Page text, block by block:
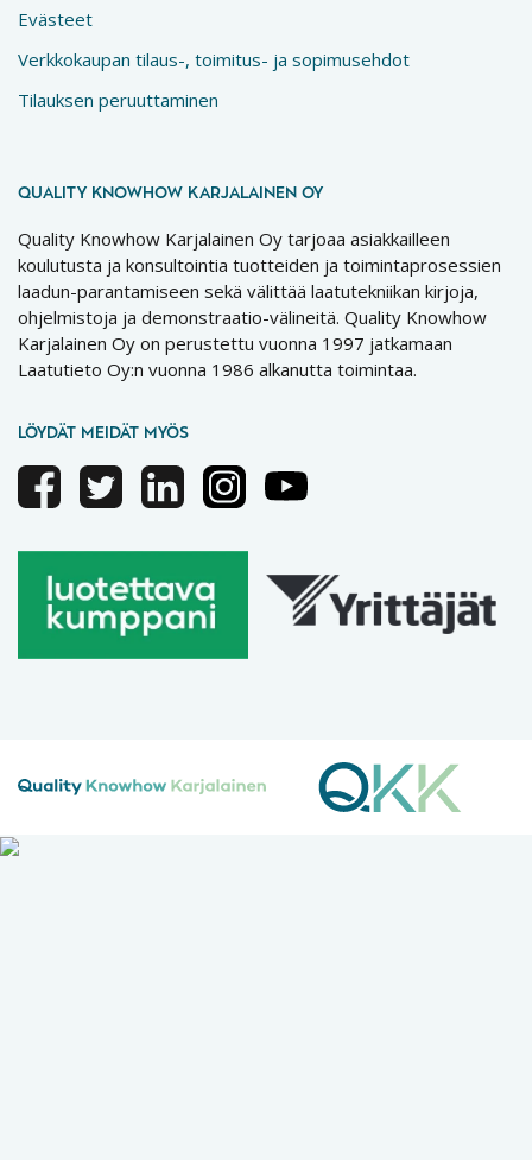
Evästeet
Verkkokaupan tilaus-, toimitus- ja sopimusehdot
Tilauksen peruuttaminen
QUALITY KNOWHOW KARJALAINEN OY
Quality Knowhow Karjalainen Oy tarjoaa asiakkailleen
koulutusta ja konsultointia tuotteiden ja toimintaprosessien
laadun-parantamiseen sekä välittää laatutekniikan kirjoja,
ohjelmistoja ja demonstraatio-välineitä. Quality Knowhow
Karjalainen Oy on perustettu vuonna 1997 jatkamaan
Laatutieto Oy:n vuonna 1986 alkanutta toimintaa.
LÖYDÄT MEIDÄT MYÖS
FacebookTwitterLinkedinInstagramYoutube